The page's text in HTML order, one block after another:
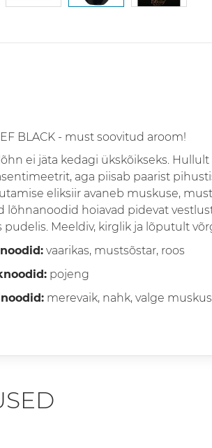
BLACK - must soovitud aroom!
ei jäta kedagi ükskõikseks.
aga piisab paarist
eliksiir avaneb muskuse,
lõhnanoodid hoiavad pidevat
pudelis. Meeldiv, kirglik ja lõputult
vaarikas, mustsõstar, roos
pojeng
merevaik, nahk, valge